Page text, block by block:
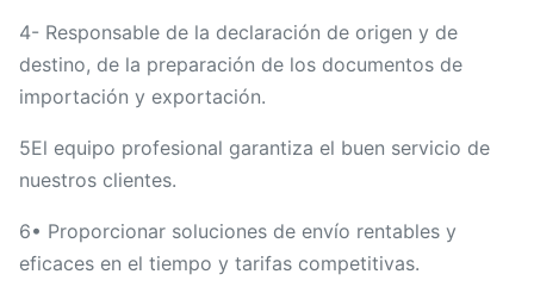
4- Responsable de la declaración de origen y de
destino, de la preparación de los documentos de
importación y exportación.
5El equipo profesional garantiza el buen servicio de
nuestros clientes.
6• Proporcionar soluciones de envío rentables y
eficaces en el tiempo y tarifas competitivas.